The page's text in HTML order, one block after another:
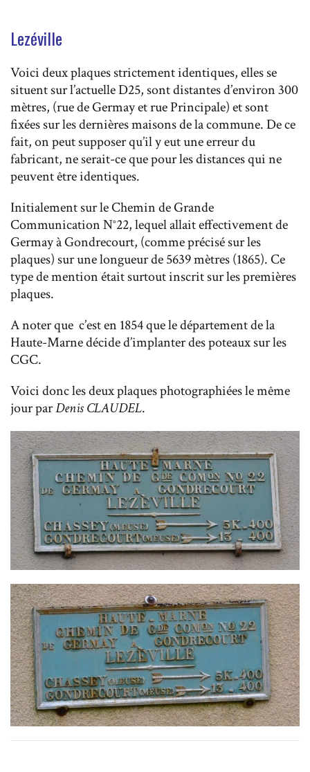
Lezéville
Voici deux plaques strictement identiques, elles se
situent sur l’actuelle D25, sont distantes d’environ 300
mètres, (rue de Germay et rue Principale) et sont
fixées sur les dernières maisons de la commune. De ce
fait, on peut supposer qu’il y eut une erreur du
fabricant, ne serait-ce que pour les distances qui ne
peuvent être identiques.
Initialement sur le Chemin de Grande
Communication N°22, lequel allait effectivement de
Germay à Gondrecourt, (comme précisé sur les
plaques) sur une longueur de 5639 mètres (1865). Ce
type de mention était surtout inscrit sur les premières
plaques.
A noter que c’est en 1854 que le département de la
Haute-Marne décide d’implanter des poteaux sur les
CGC.
Voici donc les deux plaques photographiées le même
jour parDenis CLAUDEL.